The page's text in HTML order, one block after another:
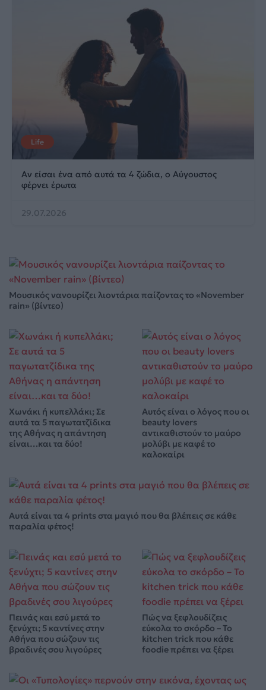
Life
Αν είσαι ένα από αυτά τα 4 ζώδια, ο Αύγουστος
φέρνει έρωτα
29.07.2026
Μουσικός νανουρίζει λιοντάρια παίζοντας το «November
rain» (βίντεο)
Χωνάκι ή κυπελλάκι; Σε
αυτά τα 5 παγωτατζίδικα
της Αθήνας η απάντηση
είναι…και τα δύο!
Αυτός είναι ο λόγος που οι
beauty lovers
αντικαθιστούν το μαύρο
μολύβι με καφέ το
καλοκαίρι
Αυτά είναι τα 4 prints στα μαγιό που θα βλέπεις σε κάθε
παραλία φέτος!
Πεινάς και εσύ μετά το
ξενύχτι; 5 καντίνες στην
Αθήνα που σώζουν τις
βραδινές σου λιγούρες
Πώς να ξεφλουδίζεις
εύκολα το σκόρδο – Το
kitchen trick που κάθε
foodie πρέπει να ξέρει